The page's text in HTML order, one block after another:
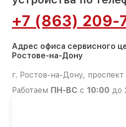
+7 (863) 209-
Адрес офиса сервисного
Ростове-на-Дону
г. Ростов-на-Дону, проспект
Работаем ПН-ВС с 10:00 до